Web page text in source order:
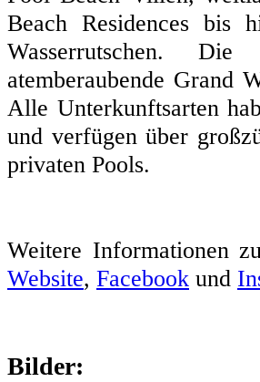
Beach Residences bis
Wasserrutschen.
atemberaubende Grand
Alle Unterkunftsarten
und verfügen über
privaten Pools.
Weitere Informationen
Website, Facebook und
Bilder: